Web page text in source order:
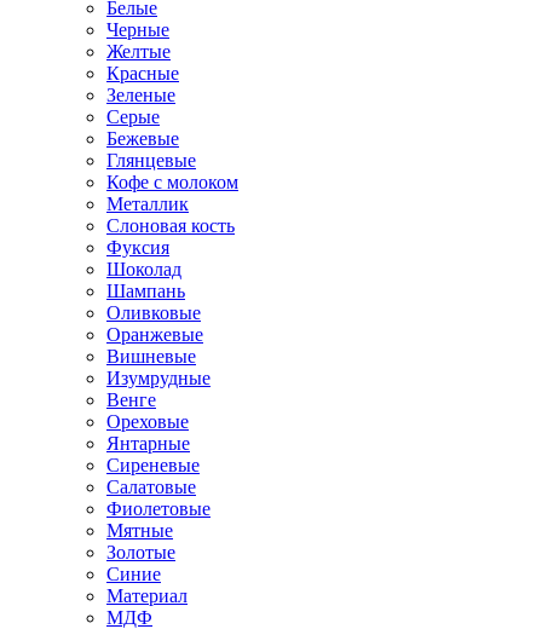
Белые
Черные
Желтые
Красные
Зеленые
Серые
Бежевые
Глянцевые
Кофе с молоком
Металлик
Слоновая кость
Фуксия
Шоколад
Шампань
Оливковые
Оранжевые
Вишневые
Изумрудные
Венге
Ореховые
Янтарные
Сиреневые
Салатовые
Фиолетовые
Мятные
Золотые
Синие
Материал
МДФ